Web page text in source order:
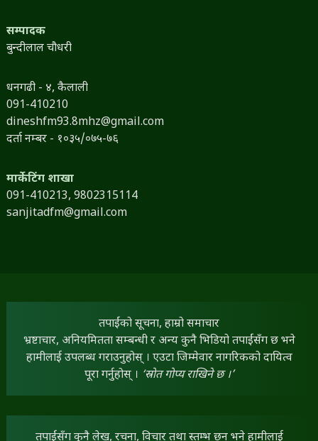
सम्पादक
बुन्दीलाल चौधरी
धनगढी - ४, कैलाली
091-410210
dineshfm93.8mhz@gmail.com
दर्ता नम्बर - १०३५/०७५-७६
मार्केटिंग शाखा
091-410213, 9802315114
sanjitadfm@gmail.com
तपाईंको सूचना, हाम्रो समाचार
भ्रष्टाचार, अनियमितता सम्बन्धी र अन्य कुनै भिडियो तपाईंसँग छ भने
हामीलाई उपलब्ध गराउनुहोस् । एउटा जिम्मेवार नागरिकको दायित्व
पूरा गर्नुहोस् । ‘स्रोत गोप्य राखिने छ ।’
तपाईंसँग कुनै लेख, रचना, विचार तथा स्तम्भ छन् भने हामीलाई